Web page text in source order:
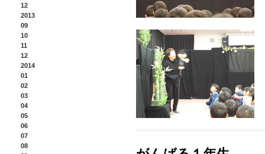
12
2013
09
10
11
12
2014
01
02
03
04
05
06
07
08